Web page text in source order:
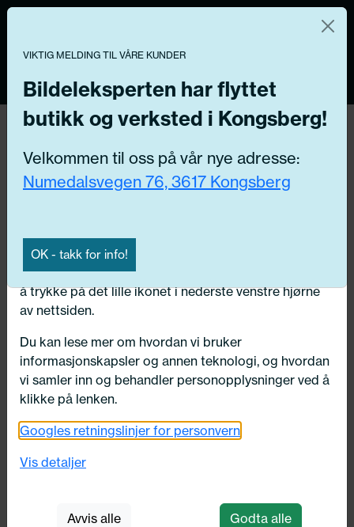
Tilbake
Utsolgt
255/35X20 Michelin PILOT SPORT
Vi og våre forretningspartnere bruker teknologier,
inkludert informasjonskapsler/«cookies» til å samle
informasjon om deg for forskjellige formål, inkludert:
Funksjonelle, Statistiske, Markedsføring
Ved å trykke «Godta» gir du din tillatelse til alle disse
formålene. Du kan også velge formålet du vil
innstillingene».
Du kan trekke tilbake samtykket ditt til enhver tid ved
å trykke på det lille ikonet i nederste venstre hjørne
av nettsiden.
Du kan lese mer om hvordan vi bruker
informasjonskapsler og annen teknologi, og hvordan
vi samler inn og behandler personopplysninger ved å
klikke på lenken.
Googles retningslinjer for personvern
Vis detaljer
Avvis alle Godta alle
VIKTIG MELDING TIL VÅRE KUNDER
Bildeleksperten har flyttet
butikk og verksted i Kongsberg!
Velkommen til oss på vår nye adresse:
Numedalsvegen 76, 3617 Kongsberg
OK - takk for info!